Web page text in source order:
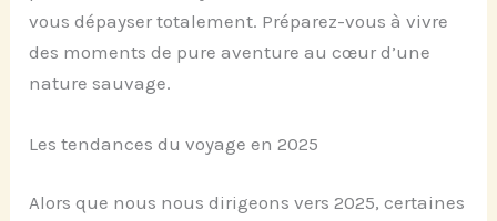
vous dépayser totalement. Préparez-vous à vivre
des moments de pure aventure au cœur d’une
nature sauvage.
Les tendances du voyage en 2025
Alors que nous nous dirigeons vers 2025, certaines